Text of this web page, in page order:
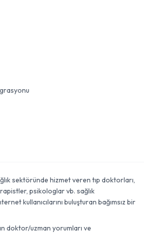
sektöründe hizmet veren tıp doktorları,
psikologlar vb. sağlık
kullanıcılarını buluşturan bağımsız bir
doktor/uzman yorumları ve